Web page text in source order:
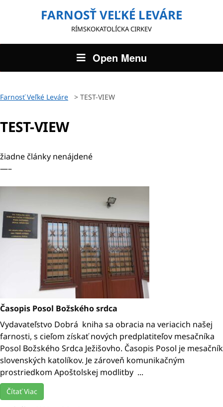
FARNOSŤ VEĽKÉ LEVÁRE
RÍMSKOKATOLÍCKA CIRKEV
Open Menu
Farnosť Veľké Leváre > TEST-VIEW
TEST-VIEW
žiadne články nenájdené
—–
Časopis Posol Božského srdca
Vydavateľstvo Dobrá kniha sa obracia na veriacich našej
farnosti, s cieľom získať nových predplatiteľov mesačníka
Posol Božského Srdca Ježišovho. Časopis Posol je mesačník
slovenských katolíkov. Je zároveň komunikačným
prostriedkom Apoštolskej modlitby ...
Čítať Viac